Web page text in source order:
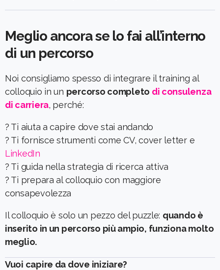
Meglio ancora se lo fai all’interno
di un percorso
Noi consigliamo spesso di integrare il training al
colloquio in un percorso completo di consulenza
di carriera, perché:
? Ti aiuta a capire dove stai andando
? Ti fornisce strumenti come CV, cover letter e
LinkedIn
? Ti guida nella strategia di ricerca attiva
?️ Ti prepara al colloquio con maggiore
consapevolezza
Il colloquio è solo un pezzo del puzzle: quando è
inserito in un percorso più ampio, funziona molto
meglio.
Vuoi capire da dove iniziare?